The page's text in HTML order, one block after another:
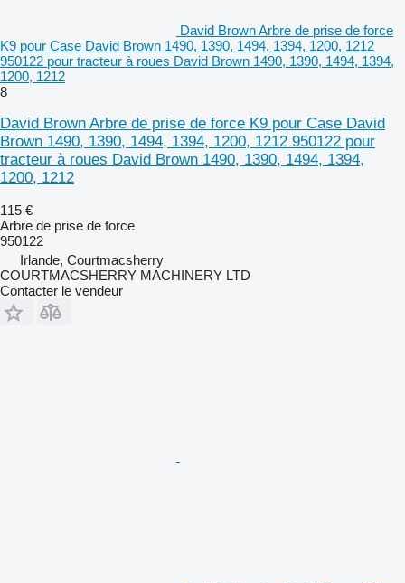
David Brown Arbre de prise de force
K9 pour Case David Brown 1490, 1390, 1494, 1394, 1200, 1212
950122 pour tracteur à roues David Brown 1490, 1390, 1494, 1394,
1200, 1212
8
David Brown Arbre de prise de force K9 pour Case David
Brown 1490, 1390, 1494, 1394, 1200, 1212 950122 pour
tracteur à roues David Brown 1490, 1390, 1494, 1394,
1200, 1212
115 €
Arbre de prise de force
950122
Irlande, Courtmacsherry
COURTMACSHERRY MACHINERY LTD
Contacter le vendeur